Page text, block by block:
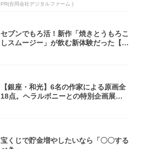
PR(合同会社デジタルファーム )
セブンでもろ活！新作「焼きとうもろこ
しスムージー」が飲む新体験だった【東
【銀座・和光】6名の作家による原画全
18点。ヘラルボニーとの特別企画展「G
宝くじで貯金増やしたいなら「〇〇する